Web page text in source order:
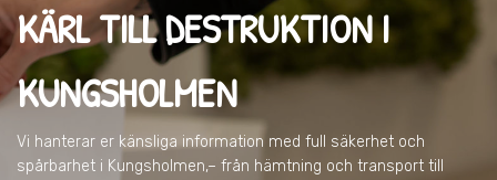
KÄRL TILL DESTRUKTION I
KUNGSHOLMEN
Vi hanterar er känsliga information med full säkerhet och
spårbarhet i Kungsholmen,– från hämtning och transport till